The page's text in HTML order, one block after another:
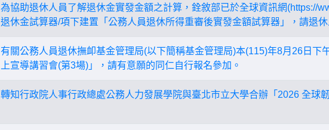
為協助退休人員了解退休金實發金額之計算，銓敘部已於全球資訊網(https://
退休金試算器/項下建置「公務人員退休所得重審後實發金額試算器」，請退
有關公務人員退休撫卹基金管理局(以下簡稱基金管理局)本(115)年8月26日下
上宣導講習會(第3場)」，請有意願的同仁自行報名參加。
轉知行政院人事行政總處公務人力發展學院與臺北市立大學合辦「2026 全球